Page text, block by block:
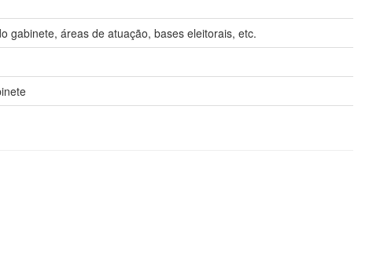
gabinete, áreas de atuação, bases eleitorais, etc.